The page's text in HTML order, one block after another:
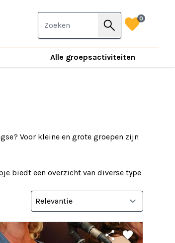
Alle groepsactiviteiten
search favorite0
Voor kleine en grote groepen zijn
biedt een overzicht van diverse type
share favorite